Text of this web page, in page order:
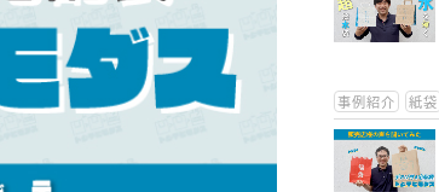
事例紹介 紙袋